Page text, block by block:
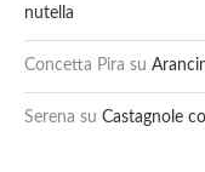
nutella
Concetta Pira su
Serena su Castagnole